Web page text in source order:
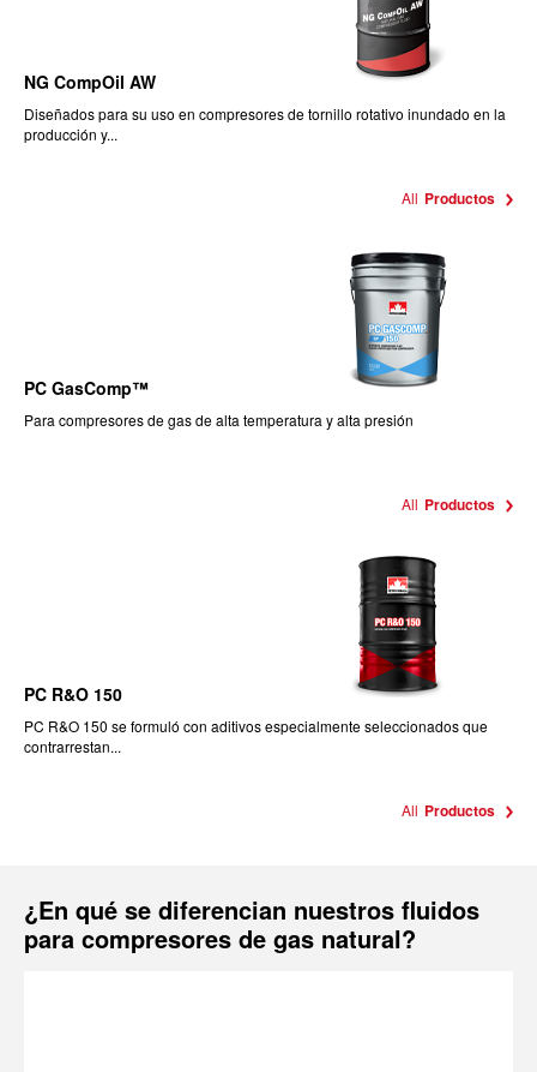
NG CompOil AW
Diseñados para su uso en compresores de tornillo rotativo inundado en la
producción y...
All Productos
PC GasComp™
Para compresores de gas de alta temperatura y alta presión
All Productos
PC R&O 150
PC R&O 150 se formuló con aditivos especialmente seleccionados que
contrarrestan...
All Productos
¿En qué se diferencian nuestros fluidos
para compresores de gas natural?